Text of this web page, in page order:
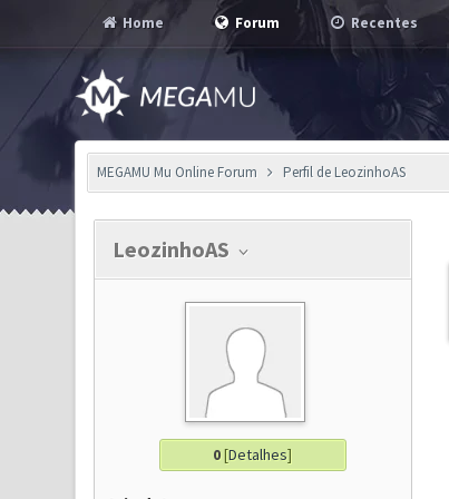
Home Forum Recentes
MEGAMU Mu Online Forum Perfil de LeozinhoAS
LeozinhoAS
0[Detalhes]